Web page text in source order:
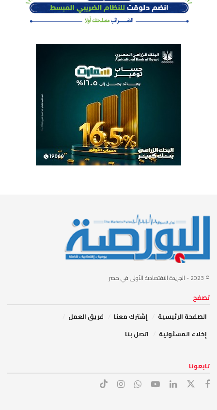
© 2023 - الجريدة الاقتصادية الأولى في مصر
تصفح
الصفحة الرئيسية
إشترك معنا
فريق العمل
إخلاء المسئولية
اتصل بنا
تابعونا